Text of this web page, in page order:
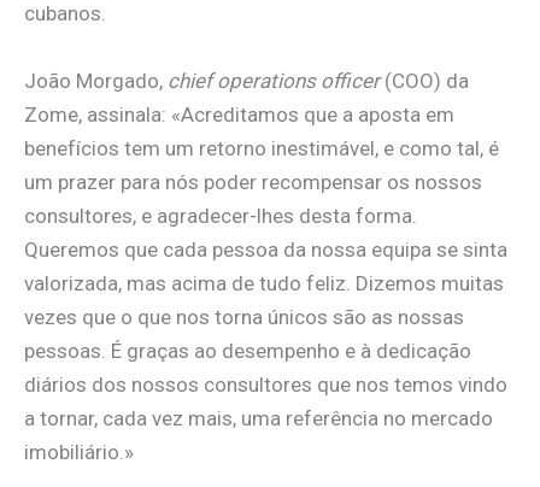
cubanos.
João Morgado, chief operations officer(COO) da
Zome, assinala: «Acreditamos que a aposta em
benefícios tem um retorno inestimável, e como tal, é
um prazer para nós poder recompensar os nossos
consultores, e agradecer-lhes desta forma.
Queremos que cada pessoa da nossa equipa se sinta
valorizada, mas acima de tudo feliz. Dizemos muitas
vezes que o que nos torna únicos são as nossas
pessoas. É graças ao desempenho e à dedicação
diários dos nossos consultores que nos temos vindo
a tornar, cada vez mais, uma referência no mercado
imobiliário.»